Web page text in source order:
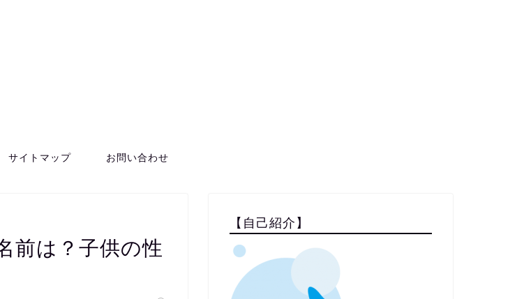
サイトマップ お問い合わせ
前は？子供の性
【自己紹介】